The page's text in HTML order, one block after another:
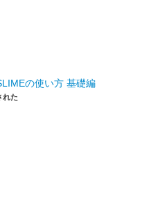
の使い方 基礎編
れた